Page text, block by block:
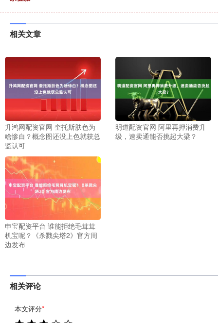
相关文章
升鸿网配资官网 奎托斯肤色为
啥惨白？概念图还没上色就获总
监认可
明道配资官网 阿里再押消费升
级，速卖通能否挑起大梁？
申宝配资平台 谁能拒绝毛茸茸
机宝呢？《杀戮尖塔2》官方周
边发布
相关评论
本文评分*